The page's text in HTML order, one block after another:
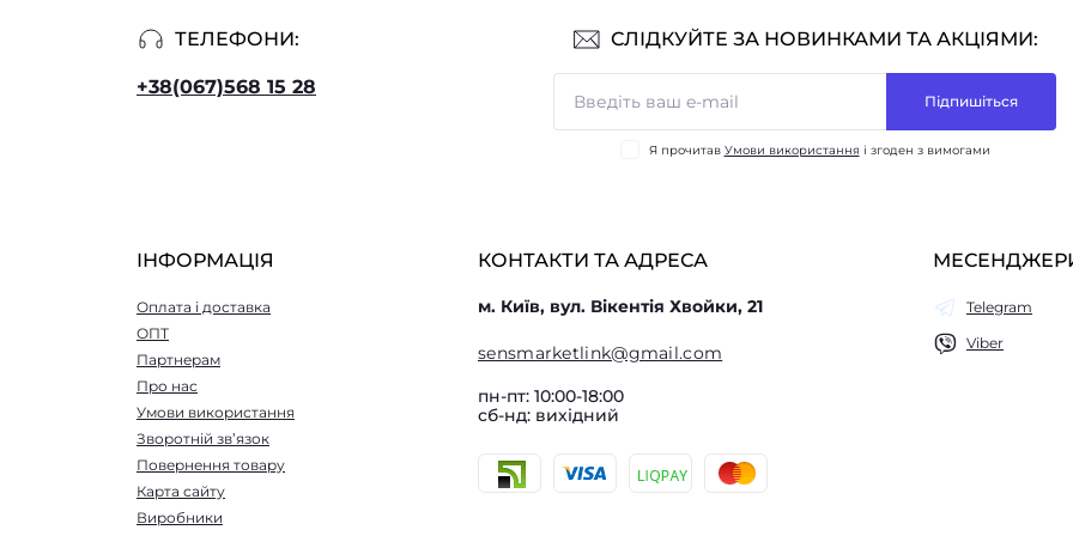
ТЕЛЕФОНИ:
+38(067)568 15 28
СЛІДКУЙТЕ ЗА НОВИНКАМИ ТА АКЦІЯМИ:
Підпишіться
Я прочитав Умови використання і згоден з вимогами
ІНФОРМАЦІЯ
Оплата і доставка
ОПТ
Партнерам
Про нас
Умови використання
Зворотній зв’язок
Повернення товару
Карта сайту
Виробники
КОНТАКТИ ТА АДРЕСА
м. Київ, вул. Вікентія Хвойки, 21
sensmarketlink@gmail.com
пн-пт: 10:00-18:00
сб-нд: вихідний
Telegram
Viber